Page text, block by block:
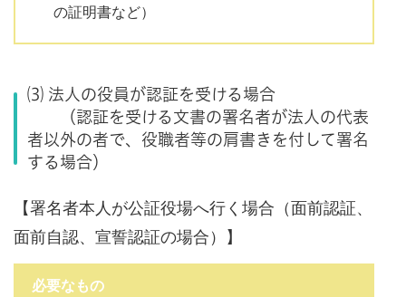
の証明書など）
⑶ 法人の役員が認証を受ける場合
（認証を受ける文書の署名者が法人の代表
者以外の者で、役職者等の肩書きを付して署名
する場合）
【署名者本人が公証役場へ行く場合（面前認証、
面前自認、宣誓認証の場合）】
必要なもの